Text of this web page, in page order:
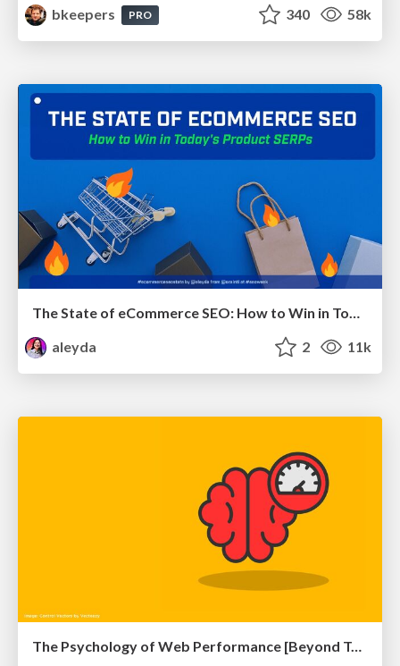
bkeepers
PRO 340 58k
The State of eCommerce SEO: How to Win in Today's Products SERPs - #SEOweek
aleyda
2 11k
The Psychology of Web Performance [Beyond Tellerrand 2023]